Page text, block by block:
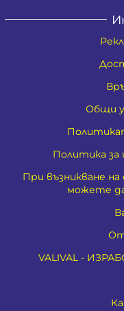
Общи
Политика за
При възникване на
можете
VALIVAL -